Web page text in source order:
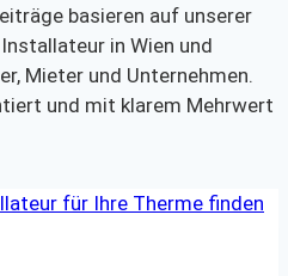
basieren auf unserer
in Wien und
Mieter und Unternehmen.
und mit klarem Mehrwert